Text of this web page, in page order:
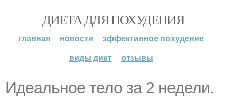
ДИЕТА ДЛЯ ПОХУДЕНИЯ
главная новости
эффективное похудение
виды диет
отзывы
Идеальное тело за 2 недели.